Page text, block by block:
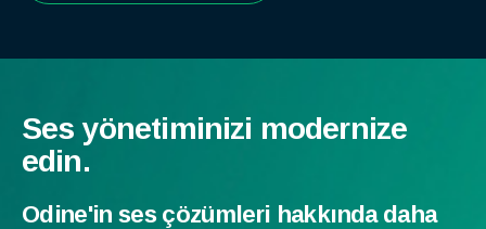
Ses yönetiminizi modernize
edin.
Odine'in ses çözümleri hakkında daha